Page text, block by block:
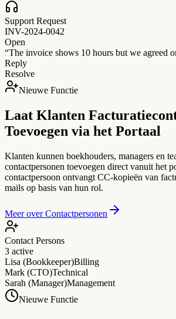
Support Request
INV-2024-0042
Open
“The invoice shows 10 hours but we agreed
Reply
Resolve
Nieuwe Functie
Laat Klanten
Toevoegen via het Portaal
Klanten kunnen boekhouders, managers en
contactpersonen toevoegen direct vanuit het
contactpersoon ontvangt CC-kopieën van
mails op basis van hun rol.
Meer over Contactpersonen
Contact Persons
3 active
Lisa (Bookkeeper)Billing
Mark (CTO)Technical
Sarah (Manager)Management
Nieuwe Functie